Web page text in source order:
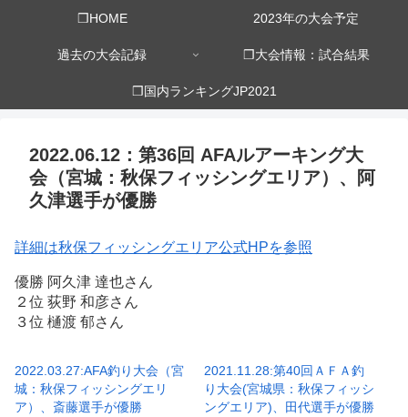
❒HOME 2023年の大会予定
過去の大会記録 ❒大会情報：試合結果
❒国内ランキングJP2021
2022.06.12：第36回 AFAルアーキング大
会（宮城：秋保フィッシングエリア）、阿
久津選手が優勝
詳細は秋保フィッシングエリア公式HPを参照
優勝 阿久津 達也さん
２位 荻野 和彦さん
３位 樋渡 郁さん
2022.03.27:AFA釣り大会（宮
城：秋保フィッシングエリ
ア）、斎藤選手が優勝
2021.11.28:第40回ＡＦＡ釣
り大会(宮城県：秋保フィッシ
ングエリア)、田代選手が優勝